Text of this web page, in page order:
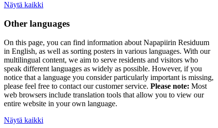
Näytä kaikki
Other languages
On this page, you can find information about Napapiirin Residuum
in English, as well as sorting posters in various languages. With our
multilingual content, we aim to serve residents and visitors who
speak different languages as widely as possible. However, if you
notice that a language you consider particularly important is missing,
please feel free to contact our customer service. Please note: Most
web browsers include translation tools that allow you to view our
entire website in your own language.
Näytä kaikki